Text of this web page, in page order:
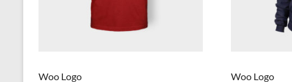
Woo Logo Woo Logo